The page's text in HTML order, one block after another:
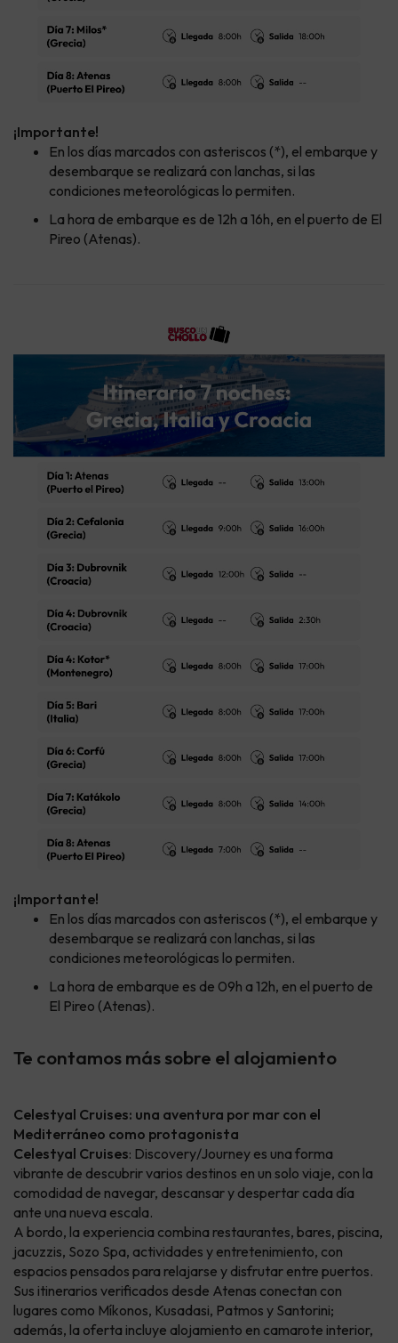
¡Importante!
En los días marcados con asteriscos (*), el embarque y
desembarque se realizará con lanchas, si las
condiciones meteorológicas lo permiten.
La hora de embarque es de 12h a 16h, en el puerto de El
Pireo (Atenas).
¡Importante!
En los días marcados con asteriscos (*), el embarque y
desembarque se realizará con lanchas, si las
condiciones meteorológicas lo permiten.
La hora de embarque es de 09h a 12h, en el puerto de
El Pireo (Atenas).
Te contamos más sobre el alojamiento
Celestyal Cruises: una aventura por mar con el
Mediterráneo como protagonista
Celestyal Cruises: Discovery/Journey es una forma
vibrante de descubrir varios destinos en un solo viaje, con la
comodidad de navegar, descansar y despertar cada día
ante una nueva escala.
A bordo, la experiencia combina restaurantes, bares, piscina,
jacuzzis, Sozo Spa, actividades y entretenimiento, con
espacios pensados para relajarse y disfrutar entre puertos.
Sus itinerarios verificados desde Atenas conectan con
lugares como Míkonos, Kusadasi, Patmos y Santorini;
además, la oferta incluye alojamiento en camarote interior,